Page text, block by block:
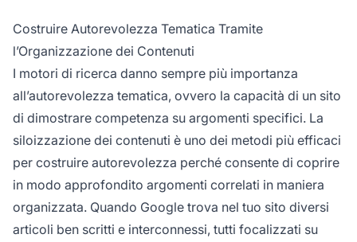
Costruire Autorevolezza Tematica Tramite
l’Organizzazione dei Contenuti
I motori di ricerca danno sempre più importanza
all’autorevolezza tematica, ovvero la capacità di un sito
di dimostrare competenza su argomenti specifici. La
siloizzazione dei contenuti è uno dei metodi più efficaci
per costruire autorevolezza perché consente di coprire
in modo approfondito argomenti correlati in maniera
organizzata. Quando Google trova nel tuo sito diversi
articoli ben scritti e interconnessi, tutti focalizzati su